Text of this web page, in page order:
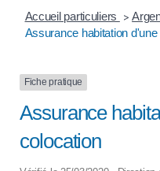
Accueil particuliers >
Assurance habitation
Fiche pratique
Assurance
colocation